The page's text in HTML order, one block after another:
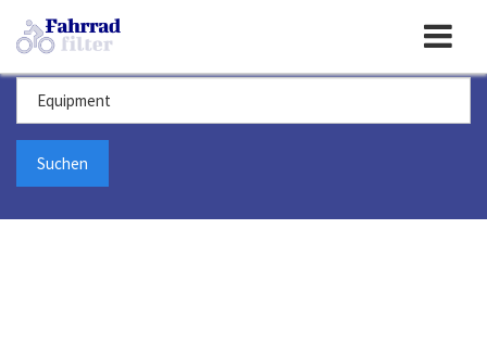
Toggle
navigation
Suchbegriff